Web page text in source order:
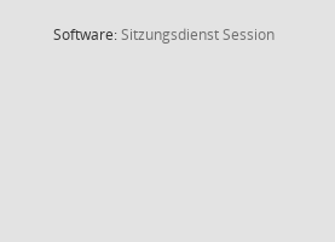
Software:SitzungsdienstSession(Wird in